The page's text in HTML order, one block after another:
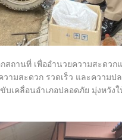
ถานที่ เพื่ออำนวยความสะดวก
ามสะดวก รวดเร็ว และความ
บเคลื่อนอำเภอปลอดภัย มุ่งหวั